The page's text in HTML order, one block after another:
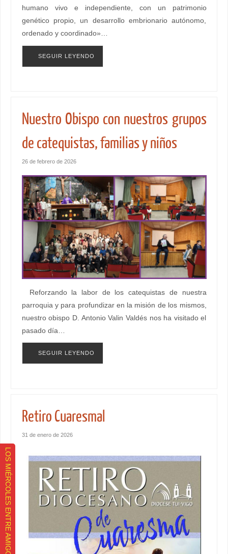
humano vivo e independiente, con un patrimonio
genético propio, un desarrollo embrionario autónomo,
ordenado y coordinado»…
SEGUIR LEYENDO
Nuestro Obispo con nuestros grupos
de catequistas, familias y niños
26 de febrero de 2026
Reforzando la labor de los catequistas de nuestra
parroquia y para profundizar en la misión de los mismos,
nuestro obispo D. Antonio Valin Valdés nos ha visitado el
pasado día…
SEGUIR LEYENDO
Retiro Cuaresmal
31 de enero de 2026
LOS MIÉRCOLES ENTRE AMIGOS